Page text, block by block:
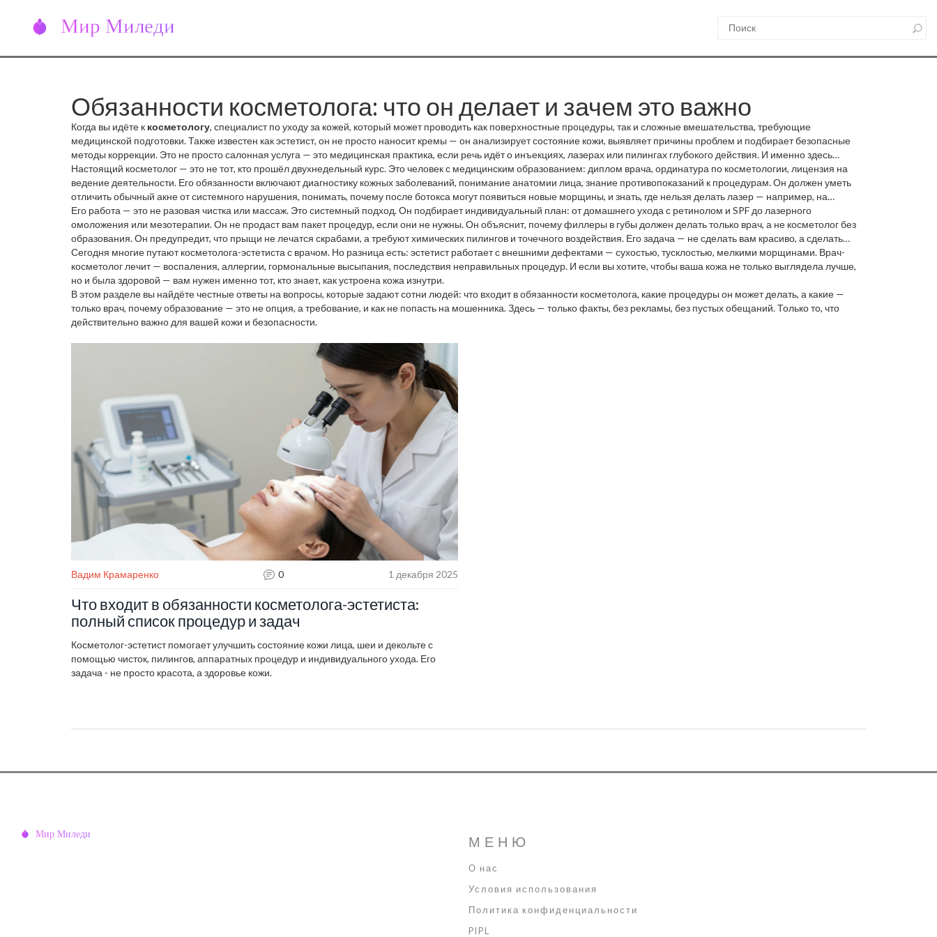
Обязанности косметолога: что он делает и зачем это важно
Когда вы идёте к косметологу, специалист по уходу за кожей, который может проводить как поверхностные процедуры, так и сложные вмешательства, требующие
медицинской подготовки. Также известен какэстетист, он не просто наносит кремы — он анализирует состояние кожи, выявляет причины проблем и подбирает безопасные
методы коррекции. Это не просто салонная услуга — это медицинская практика, если речь идёт о инъекциях, лазерах или пилингах глубокого действия. И именно здесь
начинаются главныеобязанности косметолога: не навредить.
Настоящий косметолог — это не тот, кто прошёл двухнедельный курс. Это человек с медицинским образованием: диплом врача, ординатура по косметологии, лицензия на
ведение деятельности. Его обязанности включают диагностику кожных заболеваний, понимание анатомии лица, знание противопоказаний к процедурам. Он должен уметь
отличить обычный акне от системного нарушения, понимать, почему после ботокса могут появиться новые морщины, и знать, где нельзя делать лазер — например, на
татуировках или при беременности. Без этого он не косметолог, а риск для вашей кожи и здоровья.
Его работа — это не разовая чистка или массаж. Это системный подход. Он подбирает индивидуальный план: от домашнего ухода с ретинолом и SPF до лазерного
омоложения или мезотерапии. Он не продаст вам пакет процедур, если они не нужны. Он объяснит, почему филлеры в губы должен делать только врач, а не косметолог без
образования. Он предупредит, что прыщи не лечатся скрабами, а требуют химических пилингов и точечного воздействия. Его задача — не сделать вам красиво, а сделать
безопасно и эффективно.
Сегодня многие путают косметолога-эстетиста с врачом. Но разница есть: эстетист работает с внешними дефектами — сухостью, тусклостью, мелкими морщинами. Врач-
косметолог лечит — воспаления, аллергии, гормональные высыпания, последствия неправильных процедур. И если вы хотите, чтобы ваша кожа не только выглядела лучше,
но и была здоровой — вам нужен именно тот, кто знает, как устроена кожа изнутри.
В этом разделе вы найдёте честные ответы на вопросы, которые задают сотни людей: что входит в обязанности косметолога, какие процедуры он может делать, а какие —
только врач, почему образование — это не опция, а требование, и как не попасть на мошенника. Здесь — только факты, без рекламы, без пустых обещаний. Только то, что
действительно важно для вашей кожи и безопасности.
Вадим Крамаренко 0 1 декабря 2025
Что входит в обязанности косметолога-эстетиста:
полный список процедур и задач
Косметолог-эстетист помогает улучшить состояние кожи лица, шеи и декольте с
помощью чисток, пилингов, аппаратных процедур и индивидуального ухода. Его
задача - не просто красота, а здоровье кожи.
МЕНЮ
О нас
Условия использования
Политика конфиденциальности
PIPL